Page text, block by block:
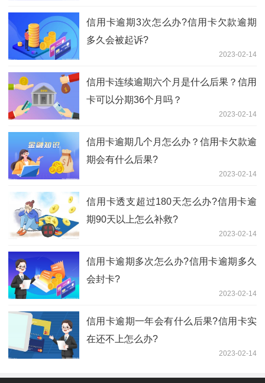
信用卡逾期3次怎么办?信用卡欠款逾期
多久会被起诉?
2023-02-14
信用卡连续逾期六个月是什么后果？信用
卡可以分期36个月吗？
2023-02-14
信用卡逾期几个月怎么办？信用卡欠款逾
期会有什么后果?
2023-02-14
信用卡透支超过180天怎么办?信用卡逾
期90天以上怎么补救?
2023-02-14
信用卡逾期多次怎么办?信用卡逾期多久
会封卡?
2023-02-14
信用卡逾期一年会有什么后果?信用卡实
在还不上怎么办?
2023-02-14